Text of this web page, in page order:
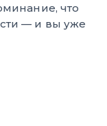
что
— и вы уже